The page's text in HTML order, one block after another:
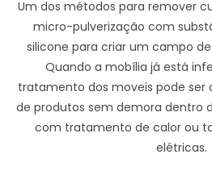
Um dos métodos para remover
micro-pulverização com
silicone para criar um campo
Quando a mobília já está
tratamento dos moveis pode ser
de produtos sem demora dentro
com tratamento de calor ou
elétricas.